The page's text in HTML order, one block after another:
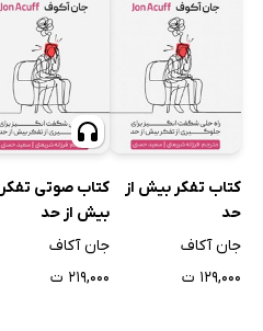
کتاب تفکر بیش از
حد
جان آکاف
۱۲۹,۰۰۰ ت
کتاب صوتی تفکر
بیش از حد
جان آکاف
۲۱۹,۰۰۰ ت